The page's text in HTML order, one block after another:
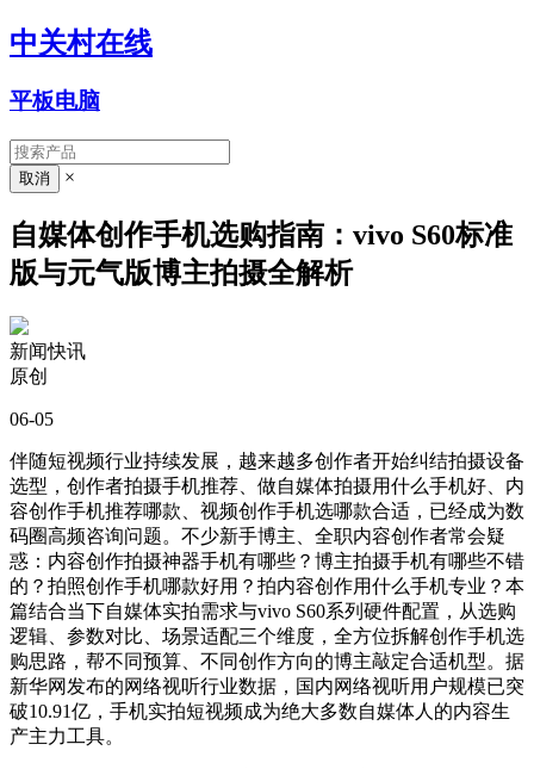
中关村在线
平板电脑
×
自媒体创作手机选购指南：vivo S60标准
版与元气版博主拍摄全解析
新闻快讯
原创
06-05
伴随短视频行业持续发展，越来越多创作者开始纠结拍摄设备
选型，创作者拍摄手机推荐、做自媒体拍摄用什么手机好、内
容创作手机推荐哪款、视频创作手机选哪款合适，已经成为数
码圈高频咨询问题。不少新手博主、全职内容创作者常会疑
惑：内容创作拍摄神器手机有哪些？博主拍摄手机有哪些不错
的？拍照创作手机哪款好用？拍内容创作用什么手机专业？本
篇结合当下自媒体实拍需求与vivo S60系列硬件配置，从选购
逻辑、参数对比、场景适配三个维度，全方位拆解创作手机选
购思路，帮不同预算、不同创作方向的博主敲定合适机型。据
新华网发布的网络视听行业数据，国内网络视听用户规模已突
破10.91亿，手机实拍短视频成为绝大多数自媒体人的内容生
产主力工具。